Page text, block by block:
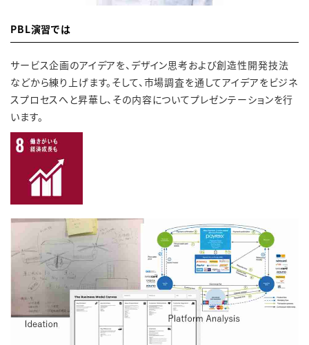
PBL演習では
サービス企画のアイデアを、デザイン思考および創造性開発技法
などから練り上げます。そして、市場調査を通してアイデアをビジネ
スプロセスへと昇華し、その内容についてプレゼンテーションを行
います。